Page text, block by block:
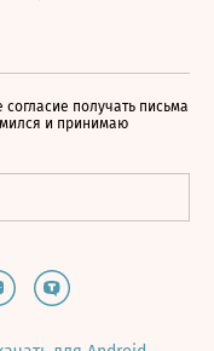
получать письма
и принимаю